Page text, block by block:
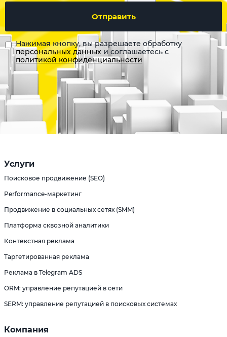
Отправить
Нажимая кнопку, вы разрешаете обработку
персональных данных и соглашаетесь с
политикой конфиденциальности
Услуги
Поисковое продвижение (SEO)
Performance-маркетинг
Продвижение в социальных сетях (SMM)
Платформа сквозной аналитики
Контекстная реклама
Таргетированная реклама
Реклама в Telegram ADS
ORM: управление репутацией в сети
SERM: управление репутацией в поисковых системах
Компания